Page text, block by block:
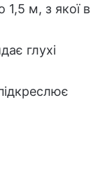
1,5 м, з якої в
глухі